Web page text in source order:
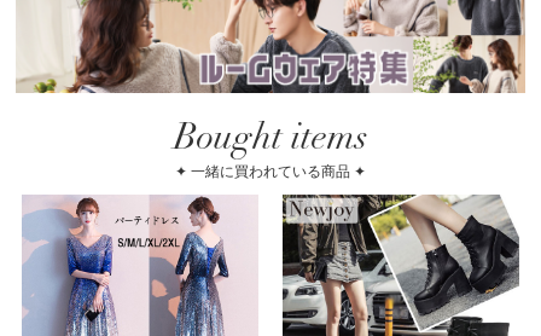
Bought items
✦ 一緒に買われている商品 ✦